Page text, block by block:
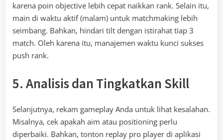
karena poin objective lebih cepat naikkan rank. Selain itu,
main di waktu aktif (malam) untuk matchmaking lebih
seimbang. Bahkan, hindari tilt dengan istirahat tiap 3
match. Oleh karena itu, manajemen waktu kunci sukses
push rank.
5. Analisis dan Tingkatkan Skill
Selanjutnya, rekam gameplay Anda untuk lihat kesalahan.
Misalnya, cek apakah aim atau positioning perlu
diperbaiki. Bahkan, tonton replay pro player di aplikasi